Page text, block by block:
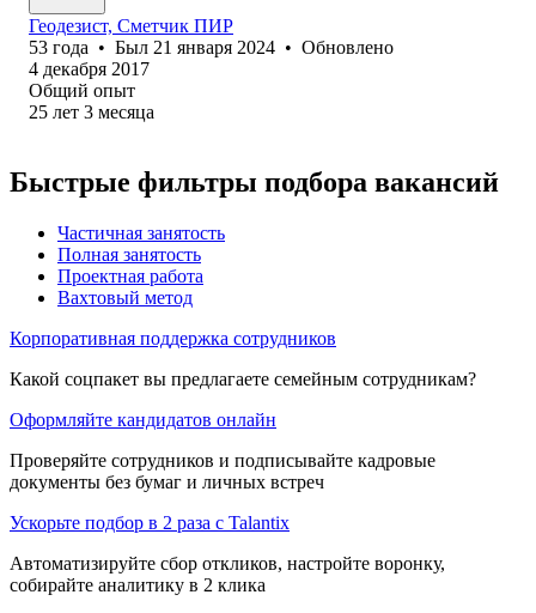
Геодезист, Cметчик ПИР
53 года • Был 21 января 2024 • Обновлено
4 декабря 2017
Общий опыт
25 лет 3 месяца
Быстрые фильтры подбора вакансий
Частичная занятость
Полная занятость
Проектная работа
Вахтовый метод
Корпоративная поддержка сотрудников
Какой соцпакет вы предлагаете семейным сотрудникам?
Оформляйте кандидатов онлайн
Проверяйте сотрудников и подписывайте кадровые
документы без бумаг и личных встреч
Ускорьте подбор в 2 раза с Talantix
Автоматизируйте сбор откликов, настройте воронку,
собирайте аналитику в 2 клика